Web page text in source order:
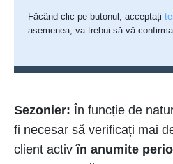
Făcând clic pe butonul, acceptați
asemenea, va trebui să vă
Sezonier: În funcție de
fi necesar să verificați mai
client activîn anumite